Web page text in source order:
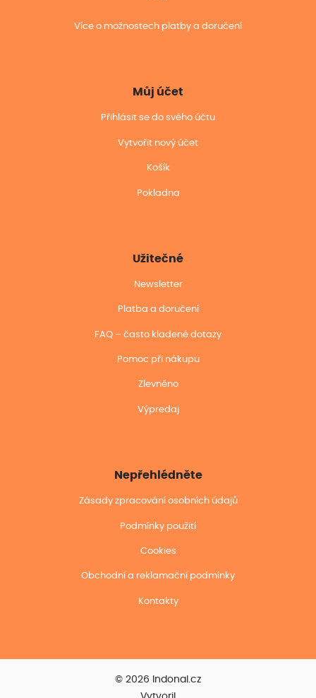
Více o možnostech platby a doručení
Můj účet
Přihlásit se do svého účtu
Vytvořit nový účet
Košík
Pokladna
Užitečné
Newsletter
Platba a doručení
FAQ – často kladené dotazy
Pomoc při nákupu
Zlevněno
Výpredaj
Nepřehlédněte
Zásady zpracování osobních údajů
Podmínky použití
Cookies
Obchodní a reklamační podmínky
Kontakty
© 2026 Indonal.cz